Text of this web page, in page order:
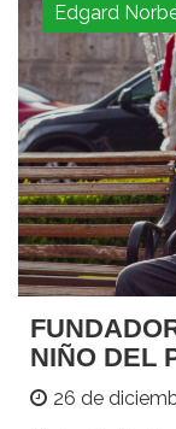
Edgard
NIÑO DEL
26 de